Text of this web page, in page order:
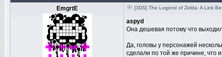
EmgrtE [3DS] The Legend of Zelda: A Link
aspyd
Она дешевая потому что
Да, головы у персонажей
сделали по той же причине, что